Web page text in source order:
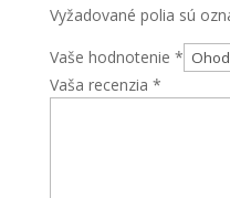
Vyžadované polia sú
Vaše hodnotenie *
Vaša recenzia *